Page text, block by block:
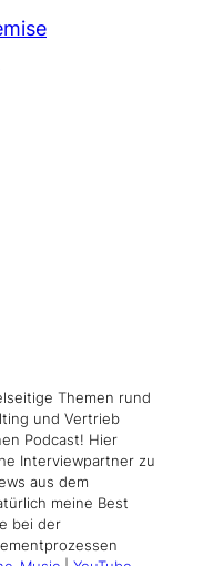
Themen rund
und Vertrieb
Podcast! Hier
Interviewpartner zu
aus dem
meine Best
bei der